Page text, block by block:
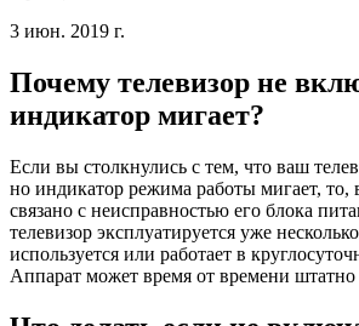
3 июн. 2019 г.
Почему телевизор не
индикатор мигает?
Если вы столкнулись с тем, что ваш
но индикатор режима работы мигает, то,
связано с неисправностью его блока
телевизор эксплуатируется уже
используется или работает в
Аппарат может время от времени штатно